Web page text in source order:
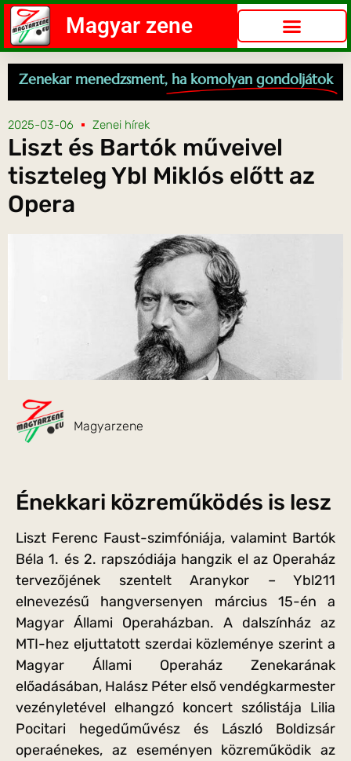
Magyar zene
Zenekar menedzsment, ha komolyan gondoljátok
2025-03-06 Zenei hírek
Liszt és Bartók műveivel
tiszteleg Ybl Miklós előtt az
Opera
Magyarzene
Énekkari közreműködés is lesz
Liszt Ferenc Faust-szimfóniája, valamint Bartók
Béla 1. és 2. rapszódiája hangzik el az Operaház
tervezőjének szentelt Aranykor – Ybl211
elnevezésű hangversenyen március 15-én a
Magyar Állami Operaházban. A dalszínház az
MTI-hez eljuttatott szerdai közleménye szerint a
Magyar Állami Operaház Zenekarának
előadásában, Halász Péter első vendégkarmester
vezényletével elhangzó koncert szólistája Lilia
Pocitari hegedűművész és László Boldizsár
operaénekes, az eseményen közreműködik az